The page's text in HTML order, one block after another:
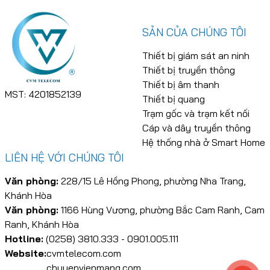
MST: 4201852139
SẢN CỦA CHÚNG TÔI
Thiết bị giám sát an ninh
Thiết bị truyền thông
Thiết bị âm thanh
Thiết bị quang
Trạm gốc và trạm kết nối
Cáp và dây truyền thông
Hệ thống nhà ở Smart Home
LIÊN HỆ VỚI CHÚNG TÔI
Văn phòng: 228/15 Lê Hồng Phong, phường Nha Trang,
Khánh Hòa
Văn phòng: 1166 Hùng Vương, phường Bắc Cam Ranh, Cam
Ranh, Khánh Hòa
Hotline: (0258) 3810.333 - 0901.005.111
Website:cvmtelecom.com
chuyenvienmang.com